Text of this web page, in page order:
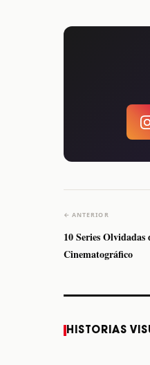
← ANTERIOR
10 Series
Cinematográfico
HISTORIAS
Monterrey el